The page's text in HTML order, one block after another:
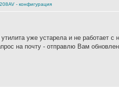
- конфигурация
уже устарела и не работает
на почту - отправлю Вам